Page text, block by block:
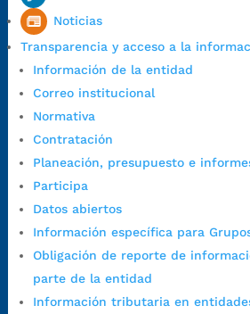
Noticias
Transparencia y acceso a la
Información de la entidad
Correo institucional
Normativa
Contratación
Planeación, presupuesto e
Participa
Datos abiertos
Información específica para
Obligación de reporte de
parte de la entidad
Información tributaria en
1:00 p.m. a 5:30 p.m. / viernes jornada
7:00 a.m. a 5:00 p.m., con 30 minutos de